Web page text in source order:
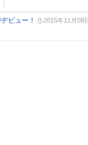
ビュー！ ()-2015年11月09